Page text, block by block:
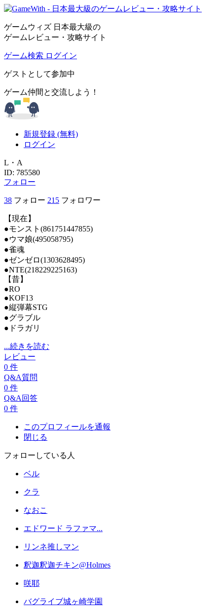
ゲームウィズ 日本最大級の
ゲームレビュー・攻略サイト
ゲーム検索 ログイン
ゲストとして参加中
ゲーム仲間と交流しよう！
新規登録 (無料)
ログイン
L・A
ID: 785580
フォロー
38 フォロー 215 フォロワー
【現在】
●モンスト(861751447855)
●ウマ娘(495058795)
●雀魂
●ゼンゼロ(1303628495)
●NTE(218229225163)
【昔】
●RO
●KOF13
●縦弾幕STG
●グラブル
●ドラガリ
...続きを読む
レビュー
0 件
Q&A質問
0 件
Q&A回答
0 件
このプロフィールを通報
閉じる
フォローしている人
ベル
クラ
なおこ
エドワード ラファマ...
リンネ推しマン
釈迦釈迦チキン@Holmes
咲耶
バグライブ城ヶ崎学園